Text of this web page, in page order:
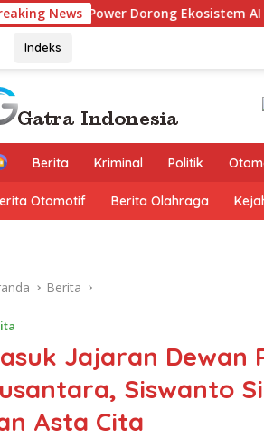
News
Ekosistem AI Indonesia Lewat
Indeks
H
m
e
Berita Kriminal Politik
Otomotif Berita Olahraga
Berita
Jajaran Dewan
Siswanto
Asta Cita